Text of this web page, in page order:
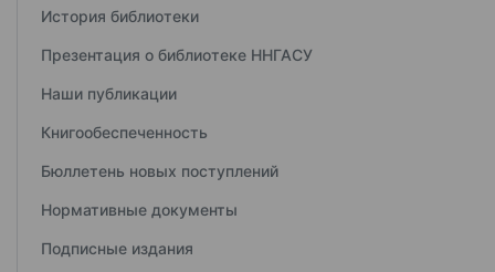
История библиотеки
Презентация о библиотеке ННГАСУ
Наши публикации
Книгообеспеченность
Бюллетень новых поступлений
Нормативные документы
Подписные издания